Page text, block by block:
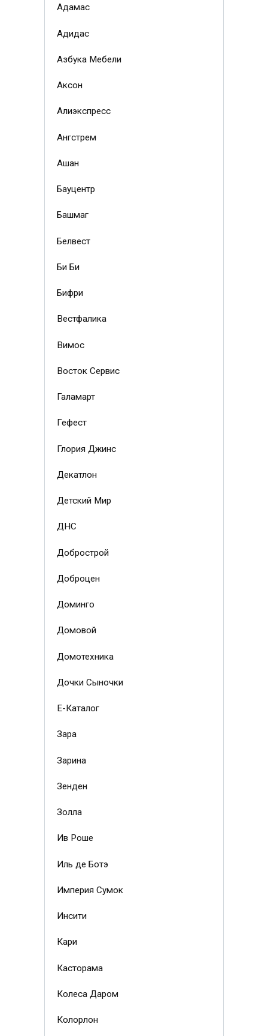
Адамас
Адидас
Азбука Мебели
Аксон
Алиэкспресс
Ангстрем
Ашан
Бауцентр
Башмаг
Белвест
Би Би
Бифри
Вестфалика
Вимос
Восток Сервис
Галамарт
Гефест
Глория Джинс
Декатлон
Детский Мир
ДНС
Добрострой
Доброцен
Доминго
Домовой
Домотехника
Дочки Сыночки
Е-Каталог
Зара
Зарина
Зенден
Золла
Ив Роше
Иль де Ботэ
Империя Сумок
Инсити
Кари
Касторама
Колеса Даром
Колорлон